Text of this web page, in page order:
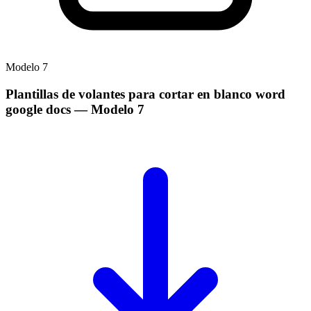
Modelo 7
Plantillas de volantes para cortar en blanco word
google docs— Modelo 7